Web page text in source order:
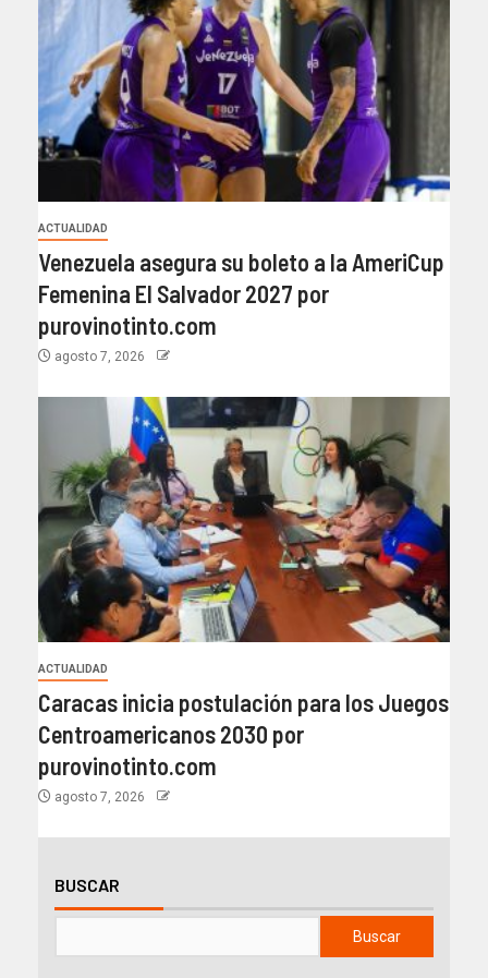
ACTUALIDAD
Venezuela asegura su boleto a la AmeriCup
Femenina El Salvador 2027 por
purovinotinto.com
agosto 7, 2026
ACTUALIDAD
Caracas inicia postulación para los Juegos
Centroamericanos 2030 por
purovinotinto.com
agosto 7, 2026
BUSCAR
Buscar